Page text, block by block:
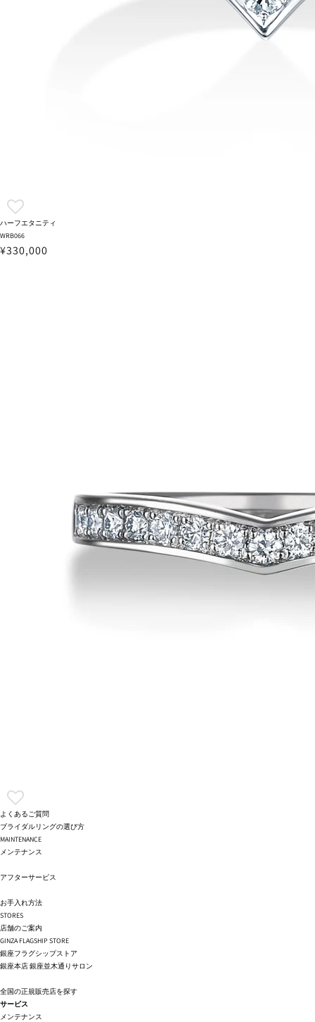
ハーフエタニティ
WRB066
¥330,000
よくあるご質問
ブライダルリングの選び方
MAINTENANCE
メンテナンス
アフターサービス
お手入れ方法
STORES
店舗のご案内
GINZA FLAGSHIP STORE
銀座フラグシップストア
銀座本店銀座並木通りサロン
全国の正規販売店を探す
サービス
メンテナンス